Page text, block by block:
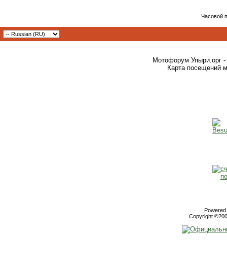
Часовой
Мотофорум Упыри.орг -
Карта посещений
Copyright